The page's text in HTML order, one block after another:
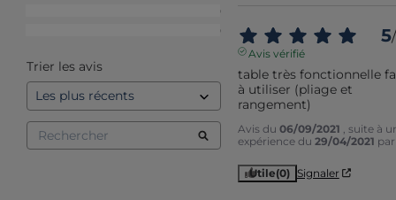
0
0
Trier les avis
5/
Avis vérifié
table très fonctionnelle
à utiliser (pliage et
rangement)
Avis du 06/09/2021
, suite à
expérience du 29/04/2021
Utile(0) Signaler